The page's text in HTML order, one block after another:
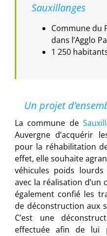
Sauxillanges
Commune du
dans l’Agglo
1 250
Un projet
La commune de
Auvergne d’acquérir
pour la réhabilitation
effet, elle souhaite
véhicules poids
avec la réalisation d’un
également confié les
de déconstruction aux
C’est une
effectuée afin de lui